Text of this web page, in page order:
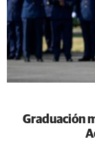
Graduación